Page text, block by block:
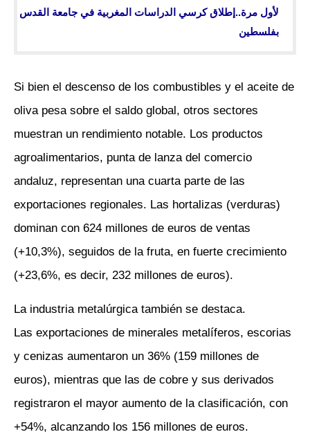
لأول مرة..إطلاق كرسي الدراسات المغربية في جامعة القدس
بفلسطين
Si bien el descenso de los combustibles y el aceite de
oliva pesa sobre el saldo global, otros sectores
muestran un rendimiento notable. Los productos
agroalimentarios, punta de lanza del comercio
andaluz, representan una cuarta parte de las
exportaciones regionales. Las hortalizas (verduras)
dominan con 624 millones de euros de ventas
(+10,3%), seguidos de la fruta, en fuerte crecimiento
(+23,6%, es decir, 232 millones de euros).
La industria metalúrgica también se destaca.
Las exportaciones de minerales metalíferos, escorias
y cenizas aumentaron un 36% (159 millones de
euros), mientras que las de cobre y sus derivados
registraron el mayor aumento de la clasificación, con
+54%, alcanzando los 156 millones de euros.